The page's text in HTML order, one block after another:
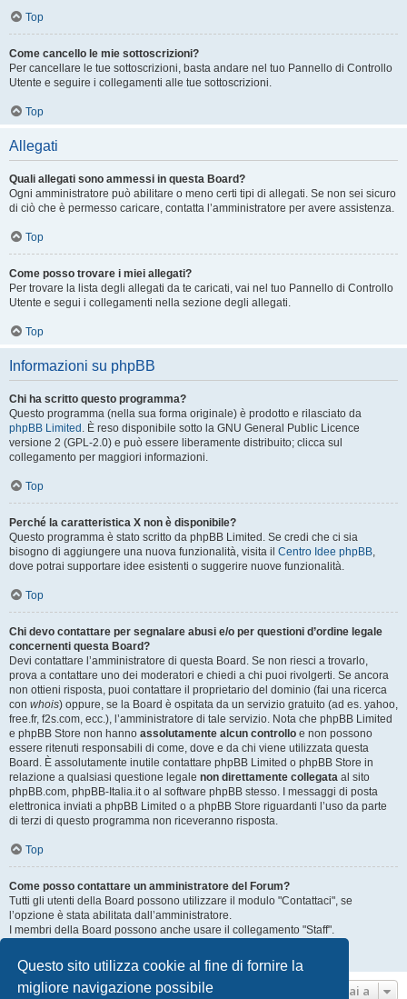
Questo sito utilizza cookie al fine di fornire la
migliore navigazione possibile
Top
Come cancello le mie sottoscrizioni?
Per cancellare le tue sottoscrizioni, basta andare nel tuo Pannello di Controllo
Utente e seguire i collegamenti alle tue sottoscrizioni.
Top
Allegati
Quali allegati sono ammessi in questa Board?
Ogni amministratore può abilitare o meno certi tipi di allegati. Se non sei sicuro
di ciò che è permesso caricare, contatta l’amministratore per avere assistenza.
Top
Come posso trovare i miei allegati?
Per trovare la lista degli allegati da te caricati, vai nel tuo Pannello di Controllo
Utente e segui i collegamenti nella sezione degli allegati.
Top
Informazioni su phpBB
Chi ha scritto questo programma?
Questo programma (nella sua forma originale) è prodotto e rilasciato da
phpBB Limited . È reso disponibile sotto la GNU General Public Licence
versione 2 (GPL-2.0) e può essere liberamente distribuito; clicca sul
collegamento per maggiori informazioni.
Top
Perché la caratteristica X non è disponibile?
Questo programma è stato scritto da phpBB Limited. Se credi che ci sia
bisogno di aggiungere una nuova funzionalità, visita il Centro Idee phpBB,
dove potrai supportare idee esistenti o suggerire nuove funzionalità.
Top
Chi devo contattare per segnalare abusi e/o per questioni d’ordine legale
concernenti questa Board?
Devi contattare l’amministratore di questa Board. Se non riesci a trovarlo,
prova a contattare uno dei moderatori e chiedi a chi puoi rivolgerti. Se ancora
non ottieni risposta, puoi contattare il proprietario del dominio (fai una ricerca
con whois) oppure, se la Board è ospitata da un servizio gratuito (ad es. yahoo,
free.fr, f2s.com, ecc.), l’amministratore di tale servizio. Nota che phpBB Limited
e phpBB Store non hanno assolutamente alcun controllo e non possono
essere ritenuti responsabili di come, dove e da chi viene utilizzata questa
Board. È assolutamente inutile contattare phpBB Limited o phpBB Store in
relazione a qualsiasi questione legale non direttamente collegata al sito
phpBB.com, phpBB-Italia.it o al software phpBB stesso. I messaggi di posta
elettronica inviati a phpBB Limited o a phpBB Store riguardanti l’uso da parte
di terzi di questo programma non riceveranno risposta.
Top
Come posso contattare un amministratore del Forum?
Tutti gli utenti della Board possono utilizzare il modulo "Contattaci", se
l’opzione è stata abilitata dall’amministratore.
I membri della Board possono anche usare il collegamento "Staff".
Top
Vai a